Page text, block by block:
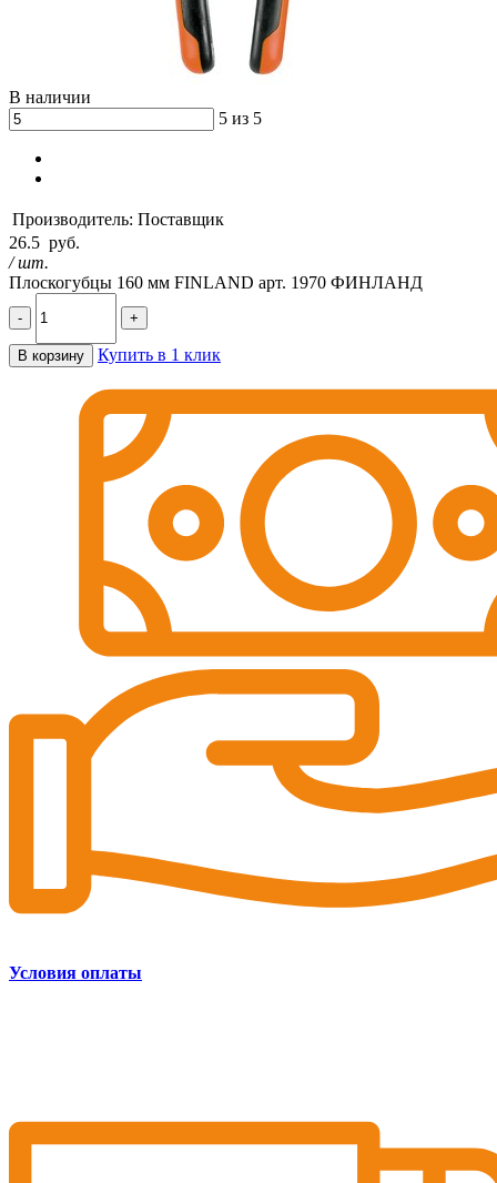
В наличии
5 из 5
Производитель: Поставщик
26.5 руб.
/ шт.
Плоскогубцы 160 мм FINLAND арт. 1970 ФИНЛАНД
- +
В корзину Купить в 1 клик
Условия оплаты